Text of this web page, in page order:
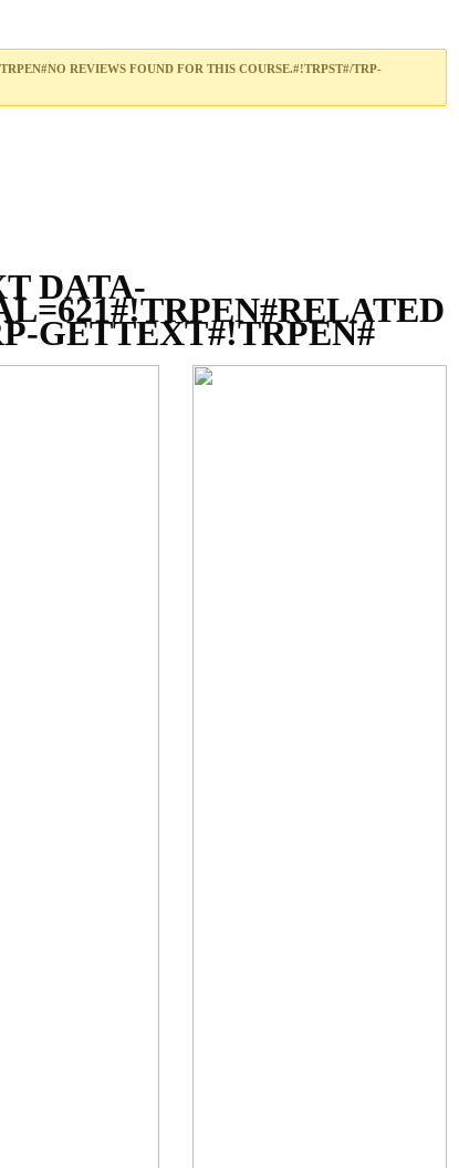
REVIEWS FOUND FOR THIS COURSE.#!TRPST#/TRP-
DATA-
GETTEXT#!TRPEN#